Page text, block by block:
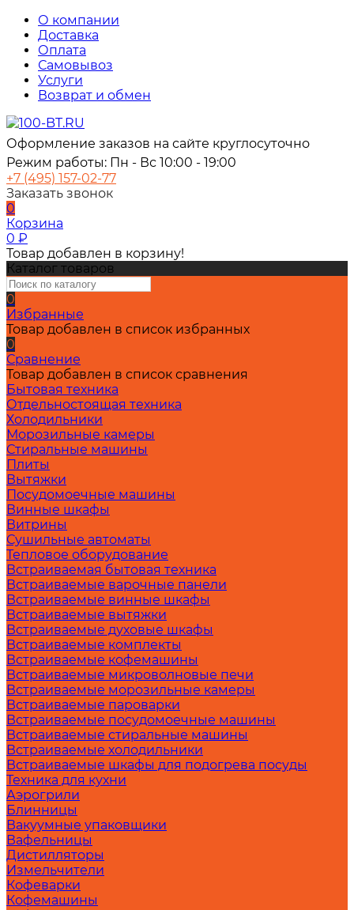
О компании
Доставка
Оплата
Самовывоз
Услуги
Возврат и обмен
Оформление заказов на сайте круглосуточно
Режим работы: Пн - Вс 10:00 - 19:00
+7 (495) 157-02-77
Заказать звонок
0
Корзина
0 ₽
Товар добавлен в корзину!
Каталог товаров
0
Избранные
Товар добавлен в список избранных
0
Сравнение
Товар добавлен в список сравнения
Бытовая техника
Отдельностоящая техника
Холодильники
Морозильные камеры
Стиральные машины
Плиты
Вытяжки
Посудомоечные машины
Винные шкафы
Витрины
Сушильные автоматы
Тепловое оборудование
Встраиваемая бытовая техника
Встраиваемые варочные панели
Встраиваемые винные шкафы
Встраиваемые вытяжки
Встраиваемые духовые шкафы
Встраиваемые комплекты
Встраиваемые кофемашины
Встраиваемые микроволновые печи
Встраиваемые морозильные камеры
Встраиваемые пароварки
Встраиваемые посудомоечные машины
Встраиваемые стиральные машины
Встраиваемые холодильники
Встраиваемые шкафы для подогрева посуды
Техника для кухни
Аэрогрили
Блинницы
Вакуумные упаковщики
Вафельницы
Дистилляторы
Измельчители
Кофеварки
Кофемашины